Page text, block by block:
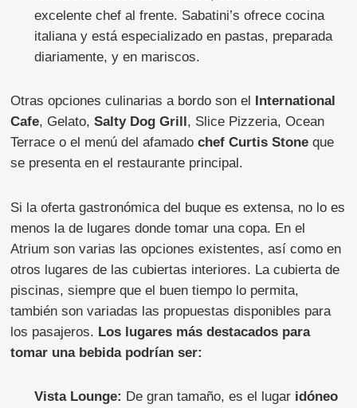
excelente chef al frente. Sabatini’s ofrece cocina
italiana y está especializado en pastas, preparada
diariamente, y en mariscos.
Otras opciones culinarias a bordo son el
International
Cafe, Gelato,Salty Dog Grill , Slice Pizzeria, Ocean
Terrace o el menú del afamadochef Curtis Stone que
se presenta en el restaurante principal.
Si la oferta gastronómica del buque es extensa, no lo es
menos la de lugares donde tomar una copa. En el
Atrium son varias las opciones existentes, así como en
otros lugares de las cubiertas interiores. La cubierta de
piscinas, siempre que el buen tiempo lo permita,
también son variadas las propuestas disponibles para
los pasajeros. Los lugares más destacados para
tomar una bebida podrían ser:
Vista Lounge: De gran tamaño, es el lugar idóneo